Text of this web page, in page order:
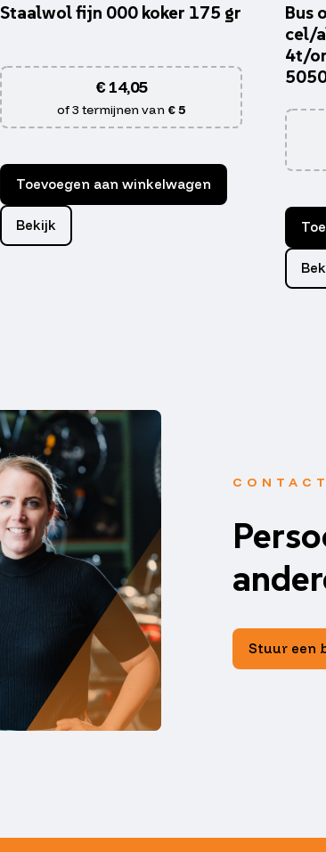
Staalwol fijn 000 koker 175 gr
€14,05
of 3 termijnen van € 5
Toevoegen aan winkelwagen
Bekijk
Bus
cel/
4t/
CONTACT
Stuur een